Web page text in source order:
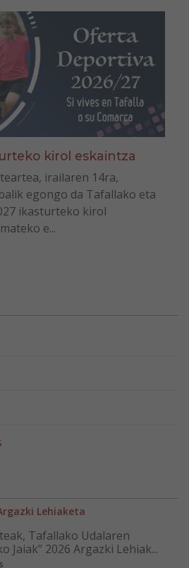
kirol eskaintza
irailaren 14ra,
egongo da Tafallako eta
ikasturteko kirol
e...
Lehiaketa
Tafallako Udalaren
Jaiak” 2026 Argazki Lehiak...